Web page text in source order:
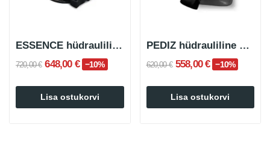
ESSENCE hüdrauliline pediküüritool
720,00 € 648,00 € −10%
Lisa ostukorvi
PEDIZ hüdrauliline pediküüritool
620,00 € 558,00 € −10%
Lisa ostukorvi